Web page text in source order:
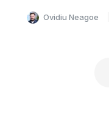
Ovidiu Neagoe